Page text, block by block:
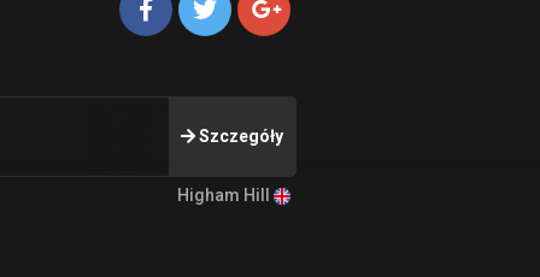
Szczegóły
Higham Hill